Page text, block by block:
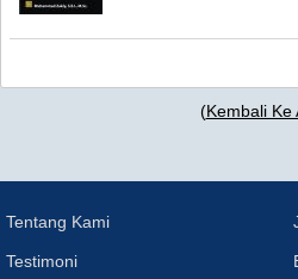
(Kembali Ke
Tentang Kami
Testimoni